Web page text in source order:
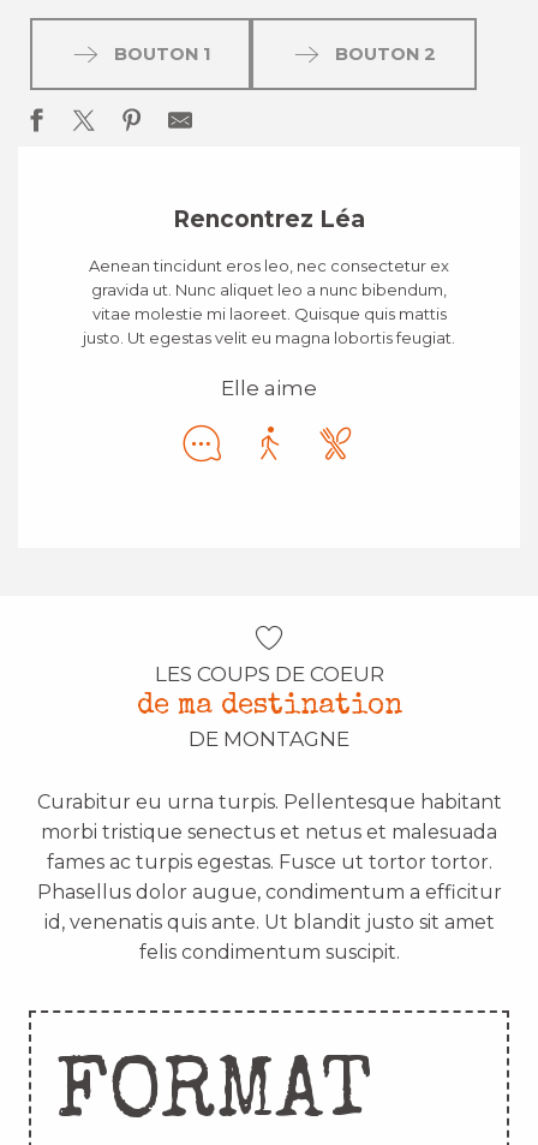
BOUTON 1 BOUTON 2
Rencontrez Léa
Aenean tincidunt eros leo, nec consectetur ex
gravida ut. Nunc aliquet leo a nunc bibendum,
vitae molestie mi laoreet. Quisque quis mattis
justo. Ut egestas velit eu magna lobortis feugiat.
Elle aime
LES COUPS DE COEUR
de ma destination
DE MONTAGNE
Curabitur eu urna turpis. Pellentesque habitant
morbi tristique senectus et netus et malesuada
fames ac turpis egestas. Fusce ut tortor tortor.
Phasellus dolor augue, condimentum a efficitur
id, venenatis quis ante. Ut blandit justo sit amet
felis condimentum suscipit.
FORMAT